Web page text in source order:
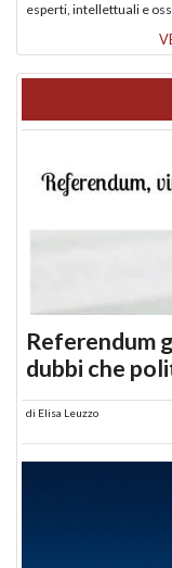
esperti, intellettuali e
Referendum
dubbi che
di Elisa Leuzzo